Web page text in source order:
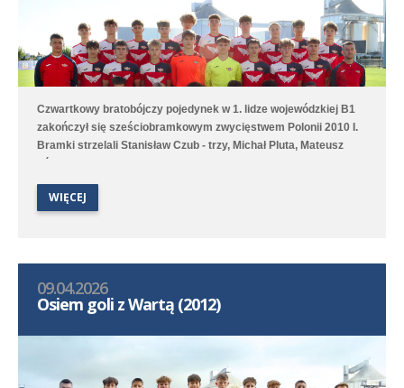
Czwartkowy bratobójczy pojedynek w 1. lidze wojewódzkiej B1
zakończył się sześciobramkowym zwycięstwem Polonii 2010 I.
Bramki strzelali Stanisław Czub - trzy, Michał Pluta, Mateusz
Fórmaniak oraz Łukasz Miszkiewicz.
WIĘCEJ
09.04.2026
Osiem goli z Wartą (2012)